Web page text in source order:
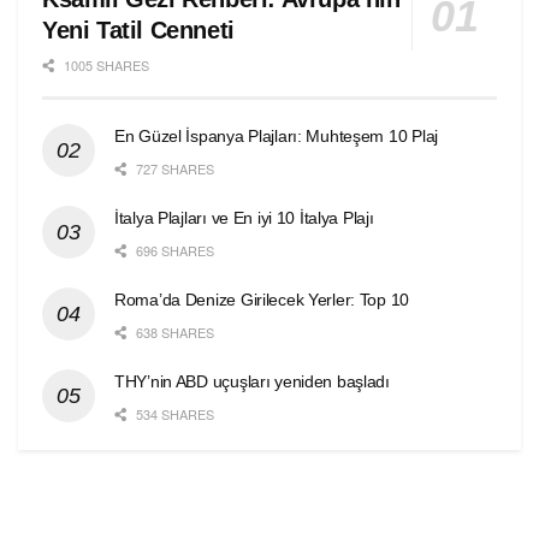
Yeni Tatil Cenneti
1005 SHARES
En Güzel İspanya Plajları: Muhteşem 10 Plaj
727 SHARES
İtalya Plajları ve En iyi 10 İtalya Plajı
696 SHARES
Roma’da Denize Girilecek Yerler: Top 10
638 SHARES
THY’nin ABD uçuşları yeniden başladı
534 SHARES